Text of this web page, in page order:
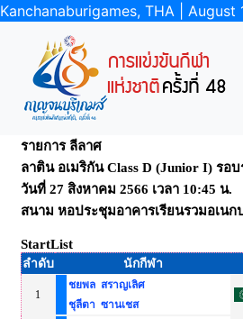
Kanchanaburigames, THA |
รายการ ลีลาศ
ลาติน อเมริกัน Class D (Junior I) รอ
วันที่ 27 สิงหาคม 2566 เวลา 10:45 น.
สนาม หอประชุมอาคารเรียนรวมอเนก
StartList
ลำดับ นักกีฬา
1
ชยพล สราญเลิศ
ชุลีตา ซานเชส